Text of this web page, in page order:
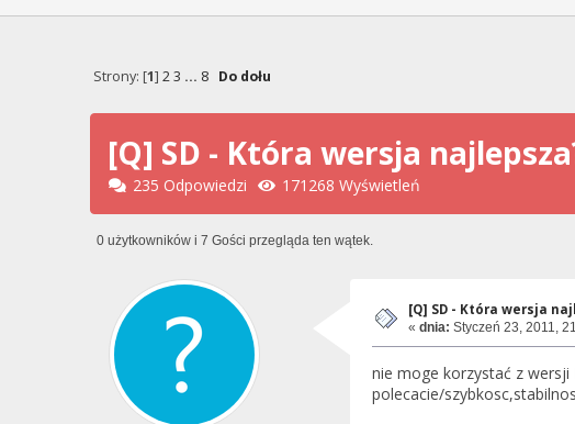
Strony: [1] 23 ... 8 Do dołu
[Q] SD - Która wersja
235 Odpowiedzi 171268 Wyświetleń
0 użytkowników i 7 Gości przegląda ten wątek.
[Q] SD - Która wersja
« dnia: Styczeń 23, 2011,
nie moge korzystać z
polecacie/